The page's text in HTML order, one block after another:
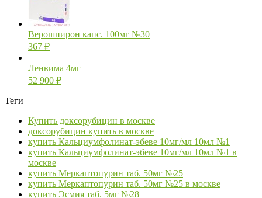
Верошпирон капс. 100мг №30
367 ₽
Ленвима 4мг
52 900 ₽
Теги
Купить доксорубицин в москве
доксорубицин купить в москве
купить Кальциумфолинат-эбеве 10мг/мл 10мл №1
купить Кальциумфолинат-эбеве 10мг/мл 10мл №1 в
москве
купить Меркаптопурин таб. 50мг №25
купить Меркаптопурин таб. 50мг №25 в москве
купить Эсмия таб. 5мг №28